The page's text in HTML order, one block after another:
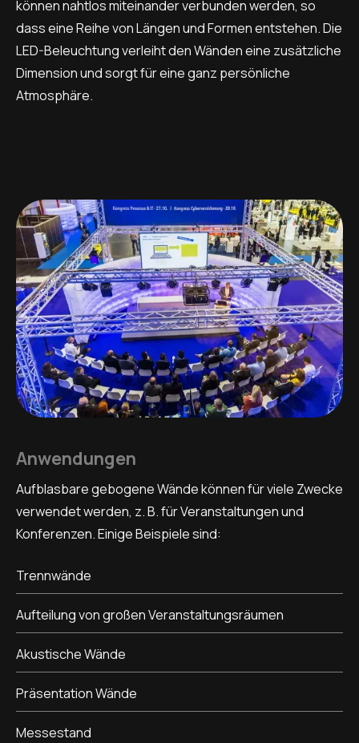
können nahtlos miteinander verbunden werden, so
dass eine Reihe von Längen und Formen entstehen. Die
LED-Beleuchtung verleiht den Wänden eine zusätzliche
Dimension und sorgt für eine ganz persönliche
Atmosphäre.
Anwendungen
Aufblasbare gebogene Wände können für viele Zwecke
verwendet werden, z. B. für Veranstaltungen und
Konferenzen. Einige Beispiele sind:
Trennwände
Aufteilung von großen Veranstaltungsräumen
Akustische Wände
Präsentation Wände
Messestand